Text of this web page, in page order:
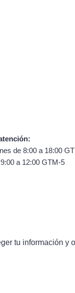
de 8:00 a 18:00
a 12:00 GTM-5
tu información y